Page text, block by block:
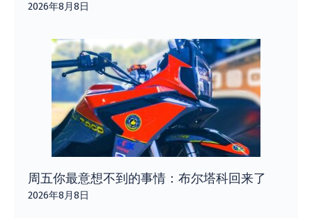
2026年8月8日
周五你最意想不到的事情：布尔塔科回来了
2026年8月8日